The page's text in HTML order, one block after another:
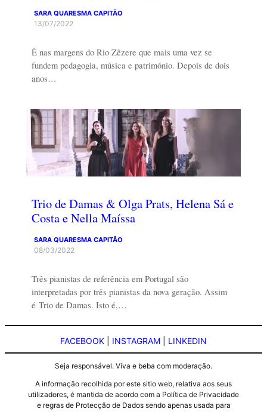
SARA QUARESMA CAPITÃO
13/07/2022
É nas margens do Rio Zêzere que mais uma vez se
fundem pedagogia, música e património. Depois de dois
anos…
Trio de Damas & Olga Prats, Helena Sá e
Costa e Nella Maíssa
SARA QUARESMA CAPITÃO
08/03/2022
Três pianistas de referência em Portugal são
interpretadas por três pianistas da nova geração. Assim
é Trio de Damas. Isto é,…
FACEBOOK INSTAGRAM LINKEDIN
Seja responsável. Viva e beba com moderação.
A informação recolhida por este sitio web, relativa aos seus
utilizadores, é mantida de acordo com a Política de Privacidade
e regras de Protecção de Dados sendo apenas usada para